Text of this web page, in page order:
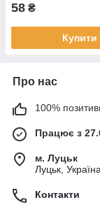
58 ₴
Купити
Про нас
100%
Працює з
м. Луцьк
Луцьк,
Контакти